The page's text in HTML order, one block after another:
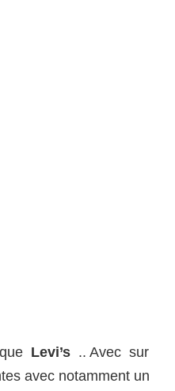
Levi’s .. Avec sur
avec notamment un